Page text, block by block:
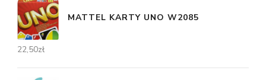
MATTEL KARTY UNO W2085
22,50zł